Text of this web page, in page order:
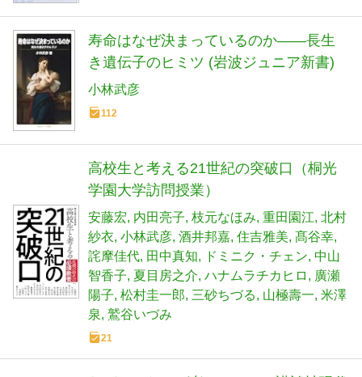
寿命はなぜ決まっているのか――長生
き遺伝子のヒミツ (岩波ジュニア新書)
小林武彦
112
高校生と考える21世紀の突破口（桐光
学園大学訪問授業）
安藤宏 内田亮子 枝元なほみ 重田園江 北村
紗衣 小林武彦 酒井邦嘉 住吉雅美 髙谷幸
詫摩佳代 田中真知 ドミニク・チェン 中山
智香子 夏目房之介 ハナムラチカヒロ
廣瀬
陽子 松村圭一郎 三砂ちづる 山極壽一 米澤
泉 鷲谷いづみ
21